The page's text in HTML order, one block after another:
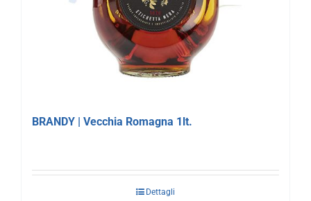
BRANDY | Vecchia Romagna 1lt.
Dettagli